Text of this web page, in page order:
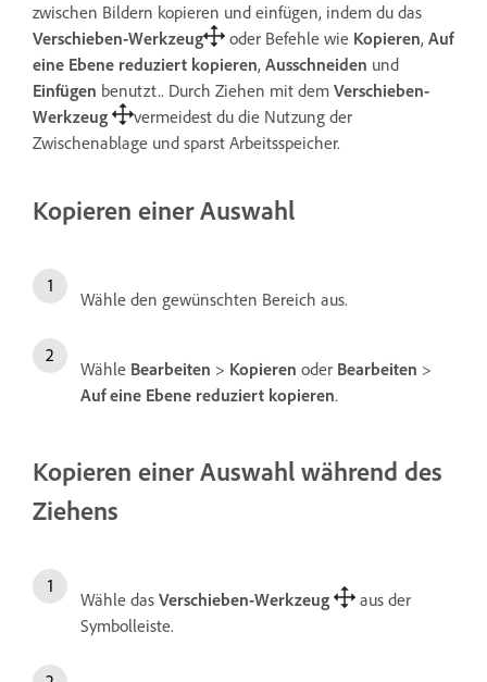
zwischen Bildern kopieren und einfügen, indem du das
Verschieben-Werkzeug
oder Befehle wie Kopieren, Auf
eine Ebene reduziert kopieren, Ausschneiden und
Einfügen benutzt.. Durch Ziehen mit dem Verschieben-
Werkzeug
vermeidest du die Nutzung der
Zwischenablage und sparst Arbeitsspeicher.
Kopieren einer Auswahl
Wähle den gewünschten Bereich aus.
Wähle Bearbeiten > Kopieren oder Bearbeiten >
Auf eine Ebene reduziert kopieren.
Kopieren einer Auswahl während des
Ziehens
Wähle das Verschieben-Werkzeug
aus der
Symbolleiste.